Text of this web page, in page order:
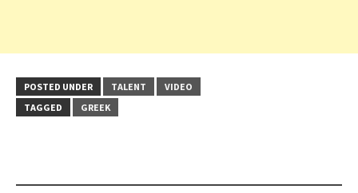
POSTED UNDER TALENT
VIDEO
TAGGED
GREEK